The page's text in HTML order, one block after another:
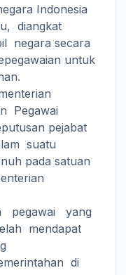
Indonesia
diangkat
negara secara
untuk
Pegawai
pejabat
suatu
pada satuan
pegawai yang
mendapat
di